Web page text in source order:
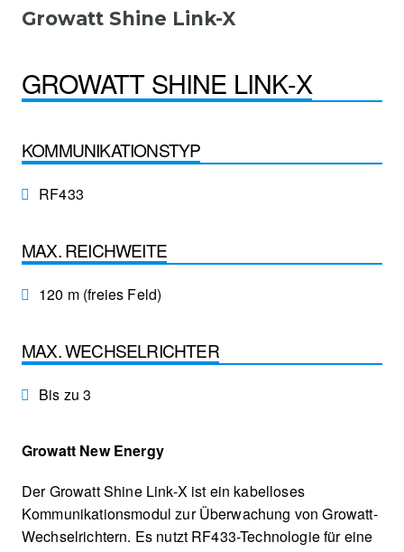
Growatt Shine Link-X
GROWATT SHINE LINK-X
KOMMUNIKATIONSTYP
RF433
MAX. REICHWEITE
120 m (freies Feld)
MAX. WECHSELRICHTER
Bis zu 3
Growatt New Energy
Der Growatt Shine Link-X ist ein kabelloses
Kommunikationsmodul zur Überwachung von Growatt-
Wechselrichtern. Es nutzt RF433-Technologie für eine